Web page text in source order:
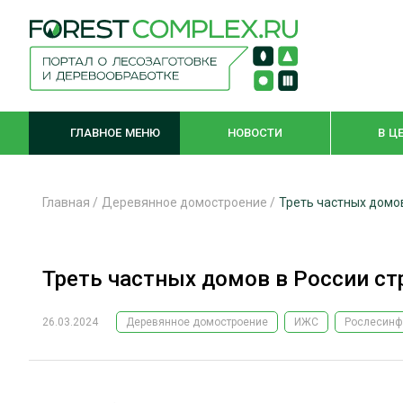
ГЛАВНОЕ МЕНЮ НОВОСТИ В
ЛЕСОЗАГОТОВКА
ОБРАБОТКА ДРЕВЕСИНЫ
Главная / Деревянное домостроение / Треть частных
Треть частных домов в России
26.03.2024 Деревянное домостроение ИЖС